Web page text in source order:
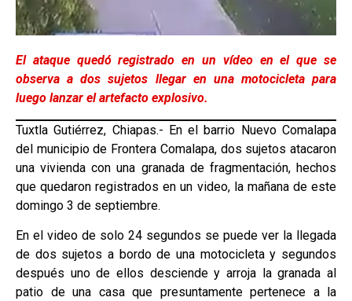
El ataque quedó registrado en un vídeo en el que se
observa a dos sujetos llegar en una motocicleta para
luego lanzar el artefacto explosivo.
Tuxtla Gutiérrez, Chiapas.- En el barrio Nuevo Comalapa
del municipio de Frontera Comalapa, dos sujetos atacaron
una vivienda con una granada de fragmentación, hechos
que quedaron registrados en un video, la mañana de este
domingo 3 de septiembre.
En el video de solo 24 segundos se puede ver la llegada
de dos sujetos a bordo de una motocicleta y segundos
después uno de ellos desciende y arroja la granada al
patio de una casa que presuntamente pertenece a la